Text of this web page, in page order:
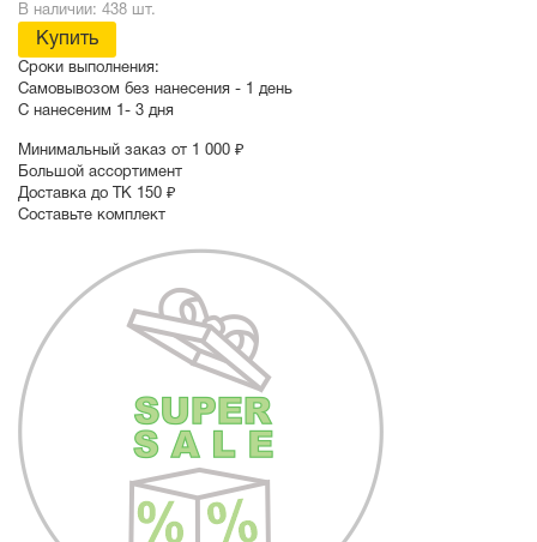
В наличии: 438 шт.
Купить
Сроки выполнения:
Самовывозом без нанесения - 1 день
С нанесеним 1- 3 дня
Минимальный заказ от 1 000 ₽
Большой ассортимент
Доставка до ТК 150 ₽
Составьте комплект